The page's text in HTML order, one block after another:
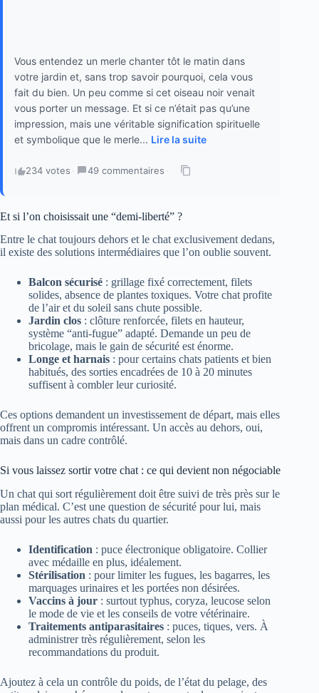
Vous entendez un merle chanter tôt le matin dans
votre jardin et, sans trop savoir pourquoi, cela vous
fait du bien. Un peu comme si cet oiseau noir venait
vous porter un message. Et si ce n’était pas qu’une
impression, mais une véritable signification spirituelle
et symbolique que le merle... Lire la suite
234 votes · 49 commentaires ·
Et si l’on choisissait une “demi-liberté” ?
Entre le chat toujours dehors et le chat exclusivement dedans,
il existe des solutions intermédiaires que l’on oublie souvent.
Balcon sécurisé : grillage fixé correctement, filets
solides, absence de plantes toxiques. Votre chat profite
de l’air et du soleil sans chute possible.
Jardin clos : clôture renforcée, filets en hauteur,
système “anti-fugue” adapté. Demande un peu de
bricolage, mais le gain de sécurité est énorme.
Longe et harnais : pour certains chats patients et bien
habitués, des sorties encadrées de 10 à 20 minutes
suffisent à combler leur curiosité.
Ces options demandent un investissement de départ, mais elles
offrent un compromis intéressant. Un accès au dehors, oui,
mais dans un cadre contrôlé.
Si vous laissez sortir votre chat : ce qui devient non négociable
Un chat qui sort régulièrement doit être suivi de très près sur le
plan médical. C’est une question de sécurité pour lui, mais
aussi pour les autres chats du quartier.
Identification : puce électronique obligatoire. Collier
avec médaille en plus, idéalement.
Stérilisation : pour limiter les fugues, les bagarres, les
marquages urinaires et les portées non désirées.
Vaccins à jour : surtout typhus, coryza, leucose selon
le mode de vie et les conseils de votre vétérinaire.
Traitements antiparasitaires : puces, tiques, vers. À
administrer très régulièrement, selon les
recommandations du produit.
Ajoutez à cela un contrôle du poids, de l’état du pelage, des